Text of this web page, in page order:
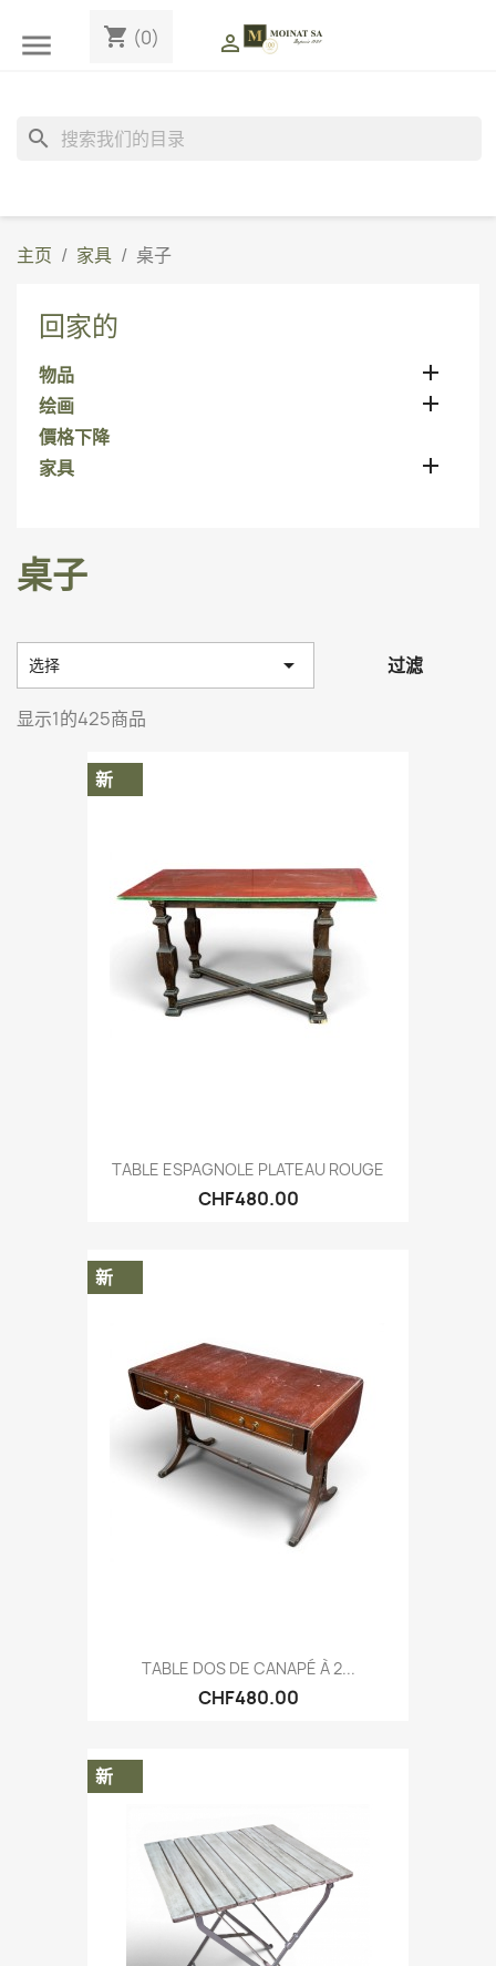
 shopping_cart (0) 
search
主页 家具 桌子
回家的
物品 
绘画 
價格下降
家具

桌子
选择  过滤
显示1的425商品
TABLE ESPAGNOLE PLATEAU ROUGE
CHF480.00
新
TABLE DOS DE CANAPÉ À 2...
CHF480.00
新
新